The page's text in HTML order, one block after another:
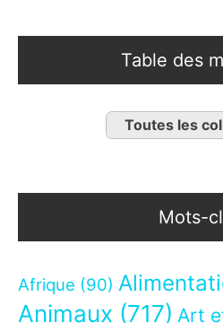
Table des
Toutes les
Mots-
Afrique (90)
Animaux (717) Art